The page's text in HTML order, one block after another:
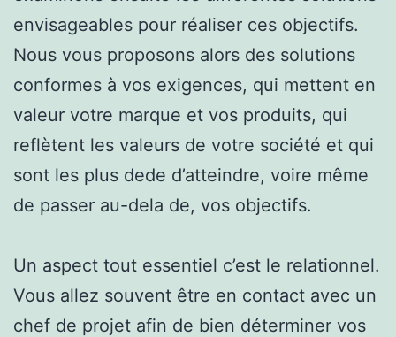
envisageables pour réaliser ces objectifs.
Nous vous proposons alors des solutions
conformes à vos exigences, qui mettent en
valeur votre marque et vos produits, qui
reflètent les valeurs de votre société et qui
sont les plus dede d’atteindre, voire même
de passer au-dela de, vos objectifs.
Un aspect tout essentiel c’est le relationnel.
Vous allez souvent être en contact avec un
chef de projet afin de bien déterminer vos